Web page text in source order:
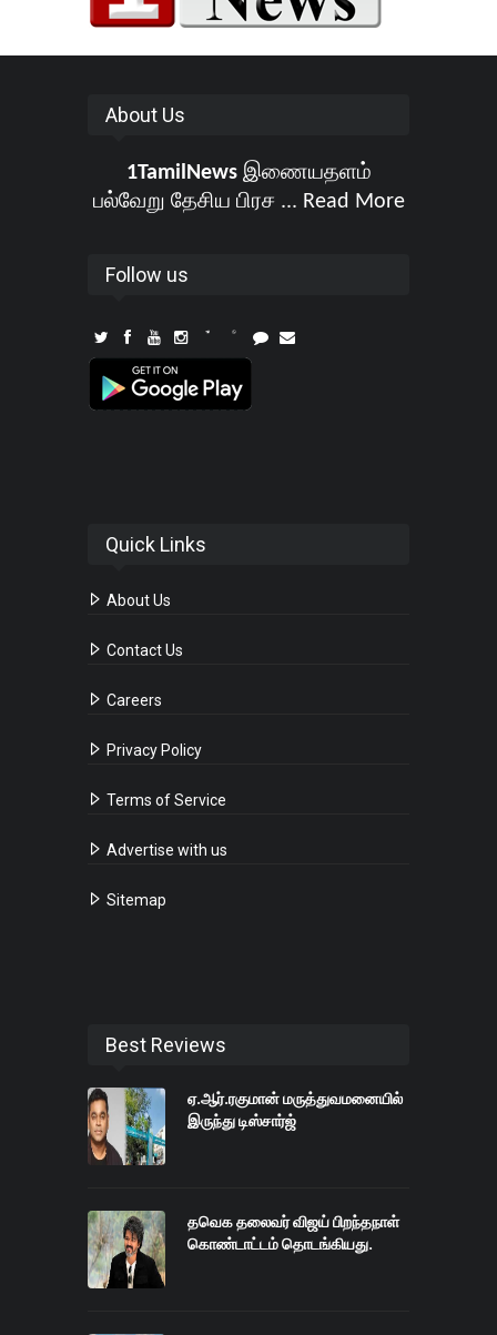
About Us
1TamilNewsஇணையதளம்
பல்வேறு தேசிய பிரச ... Read More
Follow us
Quick Links
About Us
Contact Us
Careers
Privacy Policy
Terms of Service
Advertise with us
Sitemap
Best Reviews
ஏ.ஆர்.ரகுமான் மருத்துவமனையில்
இருந்து டிஸ்சார்ஜ்
தவெக தலைவர் விஜய் பிறந்தநாள்
கொண்டாட்டம் தொடங்கியது.